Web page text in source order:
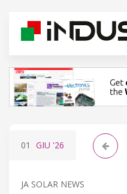
01 GIU '26
JA SOLAR NEWS